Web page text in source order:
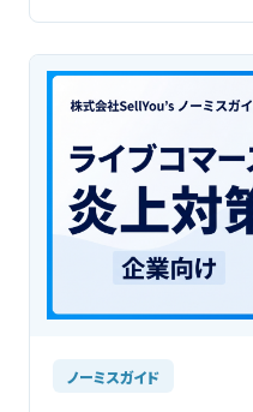
ノーミスガイド